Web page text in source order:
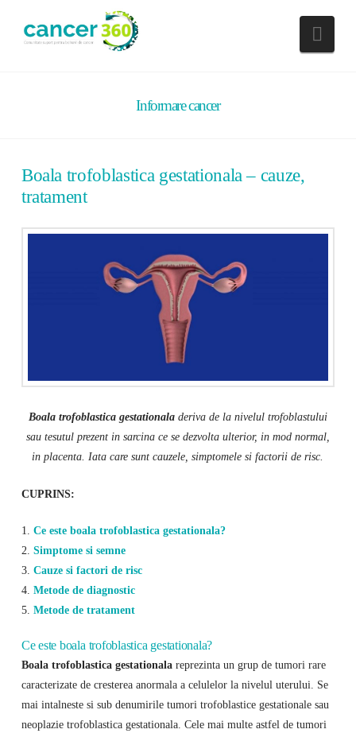
Informare cancer
Boala trofoblastica gestationala – cauze,
tratament
Boala trofoblastica gestationaladeriva de la nivelul trofoblastului
sau tesutul prezent in sarcina ce se dezvolta ulterior, in mod normal,
in placenta. Iata care sunt cauzele, simptomele si factorii de risc.
CUPRINS:
1. Ce este boala trofoblastica gestationala?
2. Simptome si semne
3. Cauze si factori de risc
4. Metode de diagnostic
5. Metode de tratament
Ce este boala trofoblastica gestationala?
Boala trofoblastica gestationalareprezinta un grup de tumori rare
caracterizate de cresterea anormala a celulelor la nivelul uterului. Se
mai intalneste si sub denumirile tumori trofoblastice gestationale sau
neoplazie trofoblastica gestationala. Cele mai multe astfel de tumori